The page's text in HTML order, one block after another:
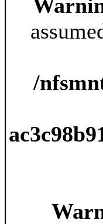
/